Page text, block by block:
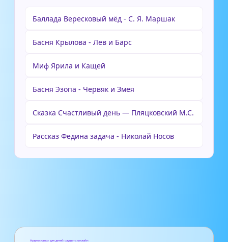
Баллада Вересковый мёд - С. Я. Маршак
Басня Крылова - Лев и Барс
Миф Ярила и Кащей
Басня Эзопа - Червяк и Змея
Сказка Счастливый день — Пляцковский М.С.
Рассказ Федина задача - Николай Носов
Аудиосказки для детей слушать онлайн